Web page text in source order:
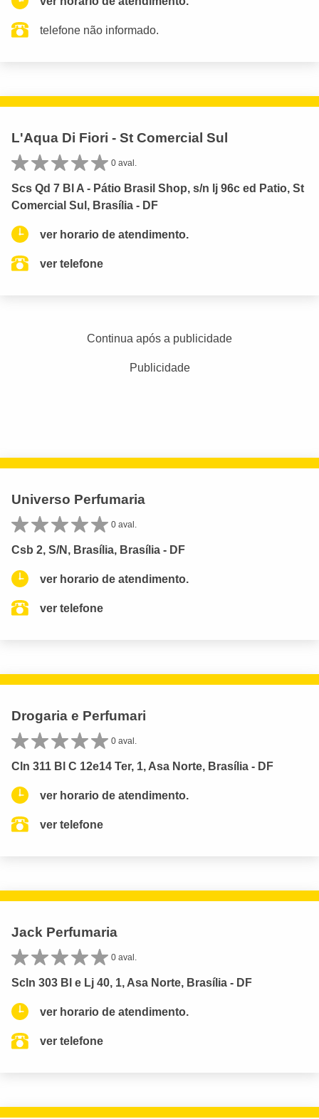
telefone não informado.
L'Aqua Di Fiori - St Comercial Sul
0 aval.
Scs Qd 7 Bl A - Pátio Brasil Shop, s/n lj 96c ed Patio, St
Comercial Sul, Brasília - DF
ver horario de atendimento.
ver telefone
Continua após a publicidade
Publicidade
Universo Perfumaria
0 aval.
Csb 2, S/N, Brasília, Brasília - DF
ver horario de atendimento.
ver telefone
Drogaria e Perfumari
0 aval.
Cln 311 Bl C 12e14 Ter, 1, Asa Norte, Brasília - DF
ver horario de atendimento.
ver telefone
Jack Perfumaria
0 aval.
Scln 303 Bl e Lj 40, 1, Asa Norte, Brasília - DF
ver horario de atendimento.
ver telefone